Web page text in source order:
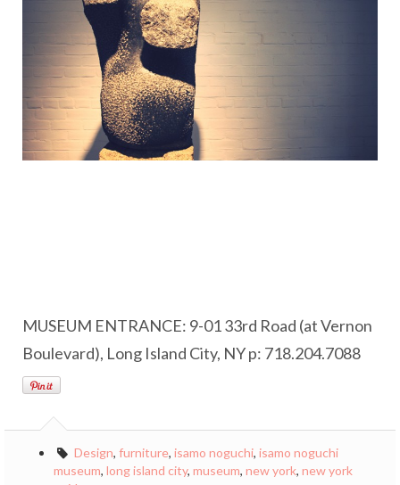
MUSEUM ENTRANCE: 9-01 33rd Road (at Vernon
Boulevard), Long Island City, NY p: 718.204.7088
Design, furniture, isamo noguchi, isamo noguchi
museum, long island city, museum, new york, new york